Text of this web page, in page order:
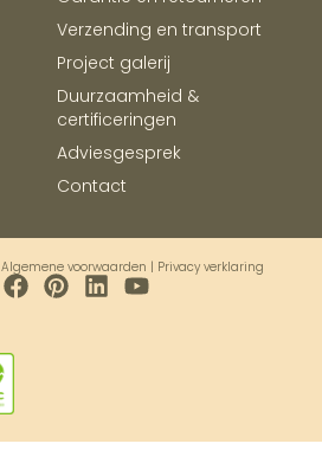
Verzending en transport
Project galerij
Duurzaamheid &
certificeringen
Adviesgesprek
Contact
Algemene voorwaarden | Privacy verklaring